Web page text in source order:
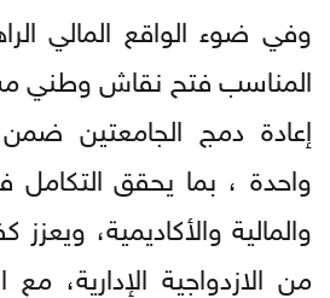
وفي ضوء الواقع المالي
المناسب فتح نقاش
إعادة دمج الجامعتين
واحدة ، بما يحقق التكامل
والمالية والأكاديمية، ويعزز
من الازدواجية الإدارية،